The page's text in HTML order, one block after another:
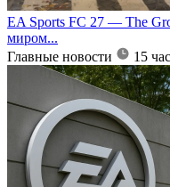
EA Sports FC 27 — The
миром...
Главные новости
15